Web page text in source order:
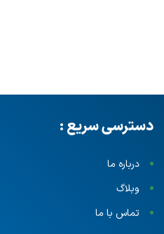
دسترسی سریع :
درباره ما
وبلاگ
تماس با ما